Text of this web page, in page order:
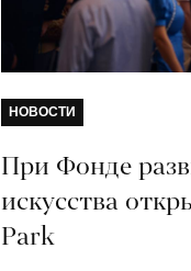
НОВОСТИ
При Фонде
искусства
Park